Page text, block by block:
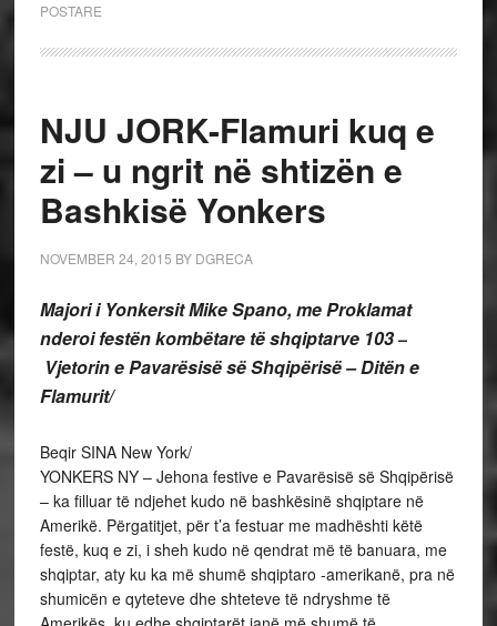
POSTARE
NJU JORK-Flamuri kuq e
zi – u ngrit në shtizën e
Bashkisë Yonkers
NOVEMBER 24, 2015 BY DGRECA
Majori i Yonkersit Mike Spano, me Proklamat
nderoi festën kombëtare të shqiptarve 103 –
Vjetorin e Pavarësisë së Shqipërisë – Ditën e
Flamurit/
Beqir SINA New York/
YONKERS NY – Jehona festive e Pavarësisë së Shqipërisë
– ka filluar të ndjehet kudo në bashkësinë shqiptare në
Amerikë. Përgatitjet, për t’a festuar me madhështi këtë
festë, kuq e zi, i sheh kudo në qendrat më të banuara, me
shqiptar, aty ku ka më shumë shqiptaro -amerikanë, pra në
shumicën e qyteteve dhe shteteve të ndryshme të